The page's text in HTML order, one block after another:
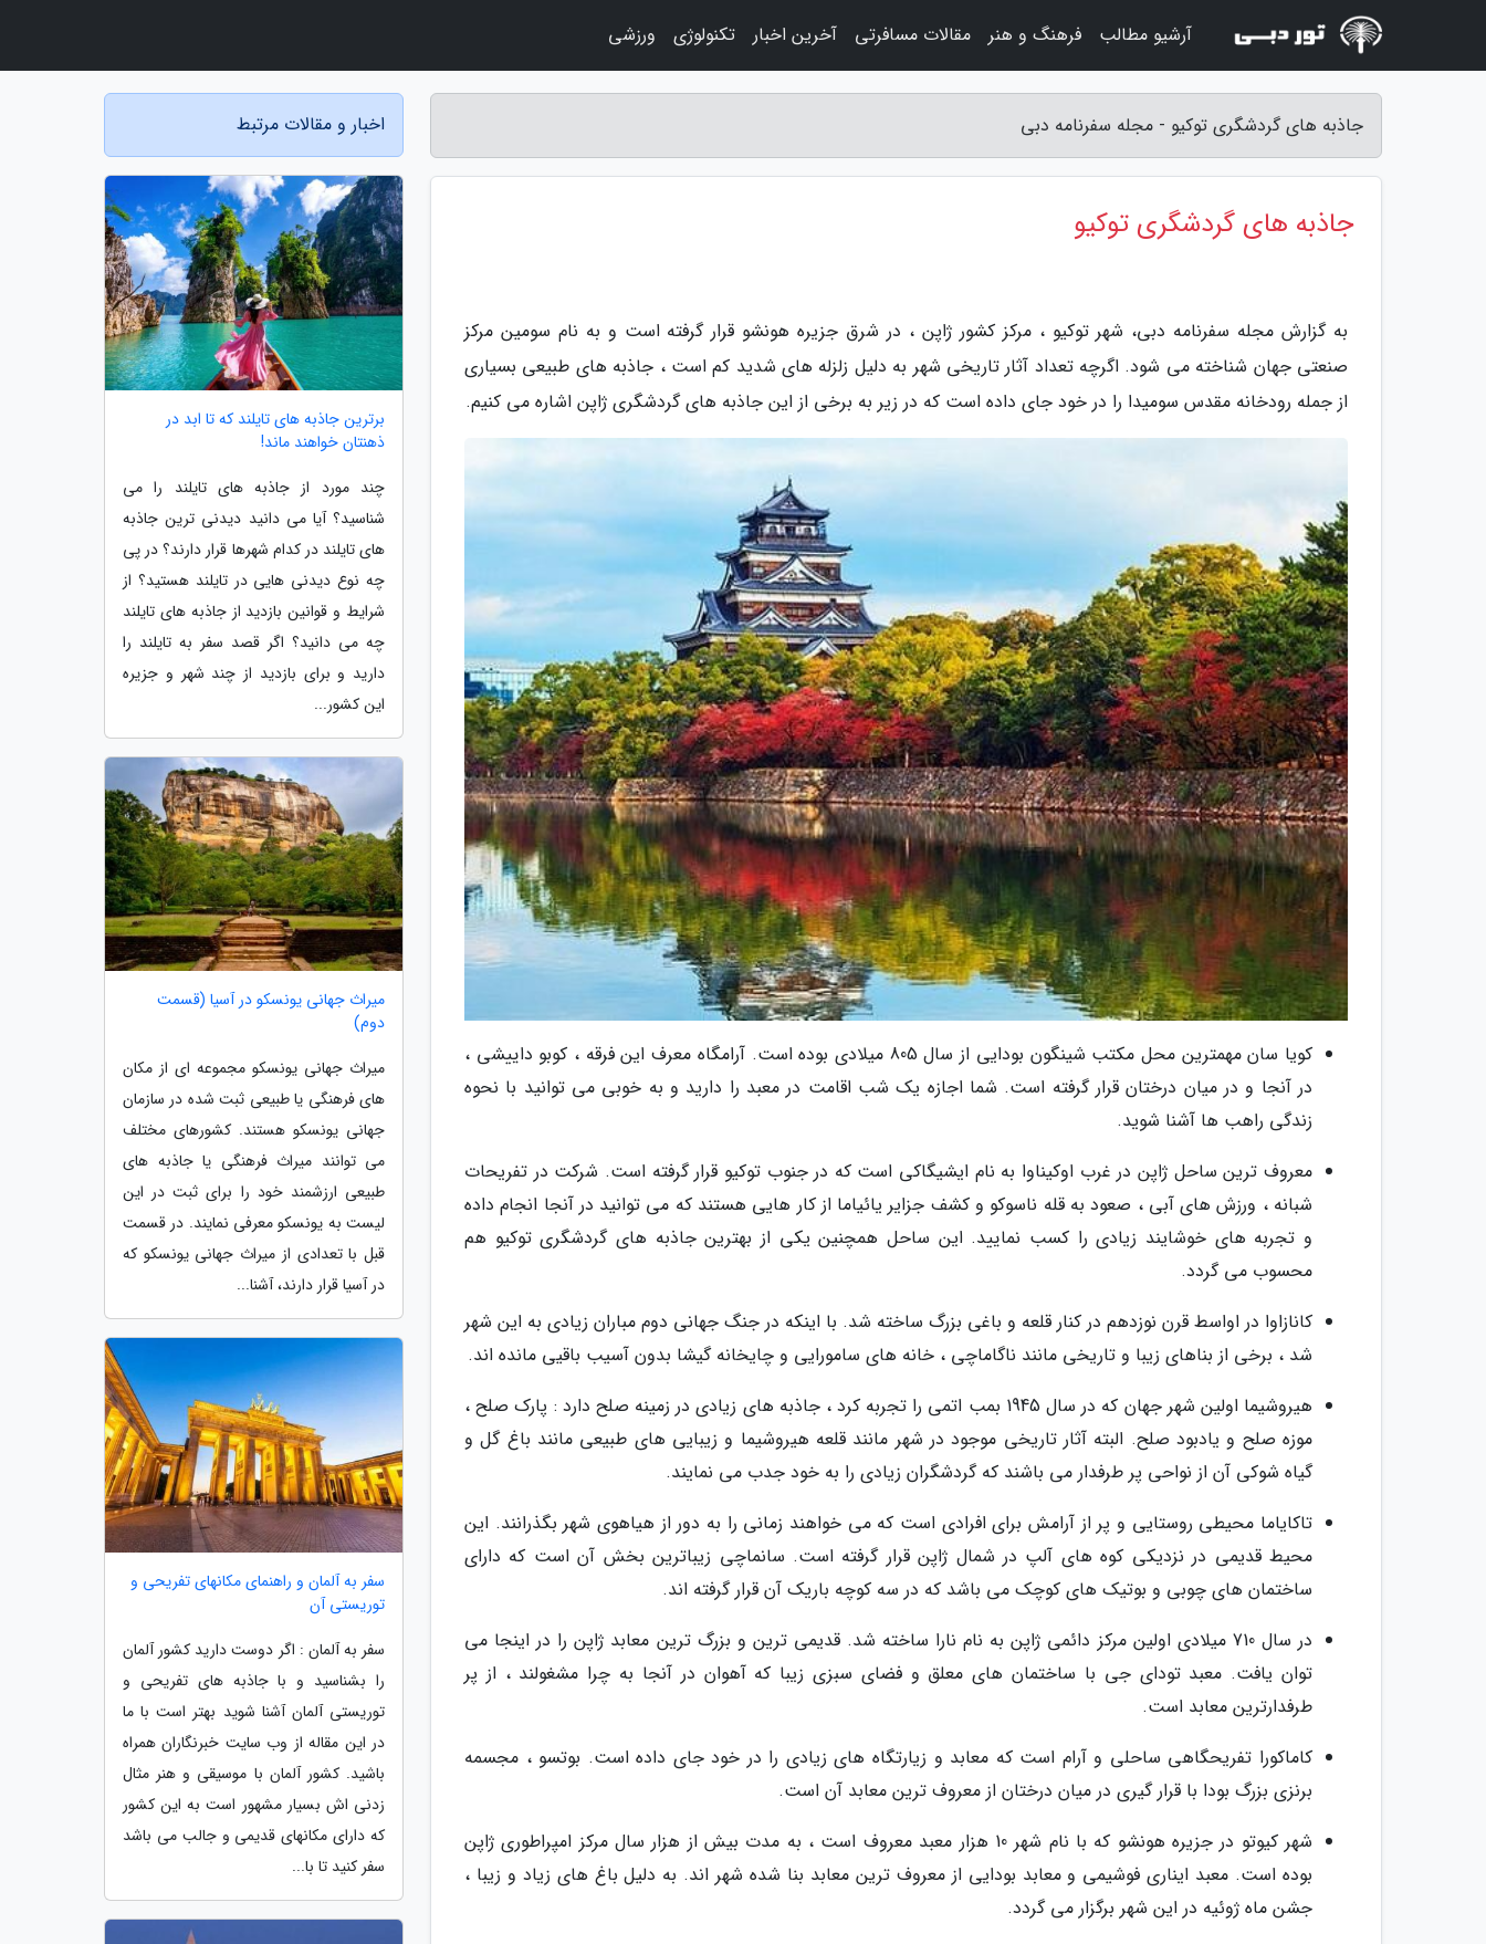
جاذبه های گردشگری توکیو - مجله سفرنامه دبی
جاذبه های گردشگری توکیو
به گزارش مجله سفرنامه دبی، شهر توکیو ، مرکز کشور ژاپن ، در شرق جزیره هونشو قرار گرفته است و به نام سومین مرکز
صنعتی جهان شناخته می شود. اگرچه تعداد آثار تاریخی شهر به دلیل زلزله های شدید کم است ، جاذبه های طبیعی بسیاری
از جمله رودخانه مقدس سومیدا را در خود جای داده است که در زیر به برخی از این جاذبه های گردشگری ژاپن اشاره می کنیم.
کویا سان مهمترین محل مکتب شینگون بودایی از سال 805 میلادی بوده است. آرامگاه معرف این فرقه ، کوبو داییشی ،
در آنجا و در میان درختان قرار گرفته است. شما اجازه یک شب اقامت در معبد را دارید و به خوبی می توانید با نحوه
زندگی راهب ها آشنا شوید.
معروف ترین ساحل ژاپن در غرب اوکیناوا به نام ایشیگاکی است که در جنوب توکیو قرار گرفته است. شرکت در تفریحات
شبانه ، ورزش های آبی ، صعود به قله ناسوکو و کشف جزایر یائیاما از کار هایی هستند که می توانید در آنجا انجام داده
و تجربه های خوشایند زیادی را کسب نمایید. این ساحل همچنین یکی از بهترین جاذبه های گردشگری توکیو هم
محسوب می گردد.
کانازاوا در اواسط قرن نوزدهم در کنار قلعه و باغی بزرگ ساخته شد. با اینکه در جنگ جهانی دوم مباران زیادی به این شهر
شد ، برخی از بناهای زیبا و تاریخی مانند ناگاماچی ، خانه های سامورایی و چایخانه گیشا بدون آسیب باقیی مانده اند.
هیروشیما اولین شهر جهان که در سال 1945 بمب اتمی را تجربه کرد ، جاذبه های زیادی در زمینه صلح دارد : پارک صلح ،
موزه صلح و یادبود صلح. البته آثار تاریخی موجود در شهر مانند قلعه هیروشیما و زیبایی های طبیعی مانند باغ گل و
گیاه شوکی آن از نواحی پر طرفدار می باشند که گردشگران زیادی را به خود جدب می نمایند.
تاکایاما محیطی روستایی و پر از آرامش برای افرادی است که می خواهند زمانی را به دور از هیاهوی شهر بگذرانند. این
محیط قدیمی در نزدیکی کوه های آلپ در شمال ژاپن قرار گرفته است. سانماچی زیباترین بخش آن است که دارای
ساختمان های چوبی و بوتیک های کوچک می باشد که در سه کوچه باریک آن قرار گرفته اند.
در سال 710 میلادی اولین مرکز دائمی ژاپن به نام نارا ساخته شد. قدیمی ترین و بزرگ ترین معابد ژاپن را در اینجا می
توان یافت. معبد تودای جی با ساختمان های معلق و فضای سبزی زیبا که آهوان در آنجا به چرا مشغولند ، از پر
طرفدارترین معابد است.
کاماکورا تفریحگاهی ساحلی و آرام است که معابد و زیارتگاه های زیادی را در خود جای داده است. بوتسو ، مجسمه
برنزی بزرگ بودا با قرار گیری در میان درختان از معروف ترین معابد آن است.
شهر کیوتو در جزیره هونشو که با نام شهر 10 هزار معبد معروف است ، به مدت بیش از هزار سال مرکز امپراطوری ژاپن
بوده است. معبد ایناری فوشیمی و معابد بودایی از معروف ترین معابد بنا شده شهر اند. به دلیل باغ های زیاد و زیبا ،
جشن ماه ژوئیه در این شهر برگزار می گردد.
اخبار و مقالات مرتبط
برترین جاذبه های تایلند که تا ابد در
ذهنتان خواهند ماند!
چند مورد از جاذبه های تایلند را می
شناسید؟ آیا می دانید دیدنی ترین جاذبه
های تایلند در کدام شهرها قرار دارند؟ در پی
چه نوع دیدنی هایی در تایلند هستید؟ از
شرایط و قوانین بازدید از جاذبه های تایلند
چه می دانید؟ اگر قصد سفر به تایلند را
دارید و برای بازدید از چند شهر و جزیره
این کشور...
میراث جهانی یونسکو در آسیا (قسمت
دوم)
میراث جهانی یونسکو مجموعه ای از مکان
های فرهنگی یا طبیعی ثبت شده در سازمان
جهانی یونسکو هستند. کشورهای مختلف
می توانند میراث فرهنگی یا جاذبه های
طبیعی ارزشمند خود را برای ثبت در این
لیست به یونسکو معرفی نمایند. در قسمت
قبل با تعدادی از میراث جهانی یونسکو که
در آسیا قرار دارند، آشنا...
سفر به آلمان و راهنمای مکانهای تفریحی و
توریستی آن
سفر به آلمان : اگر دوست دارید کشور آلمان
را بشناسید و با جاذبه های تفریحی و
توریستی آلمان آشنا شوید بهتر است با ما
در این مقاله از وب سایت خبرنگاران همراه
باشید. کشور آلمان با موسیقی و هنر مثال
زدنی اش بسیار مشهور است به این کشور
که دارای مکانهای قدیمی و جالب می باشد
سفر کنید تا با...
آرشیو مطالب فرهنگ و هنر مقالات مسافرتی آخرین اخبار تکنولوژی ورزشی